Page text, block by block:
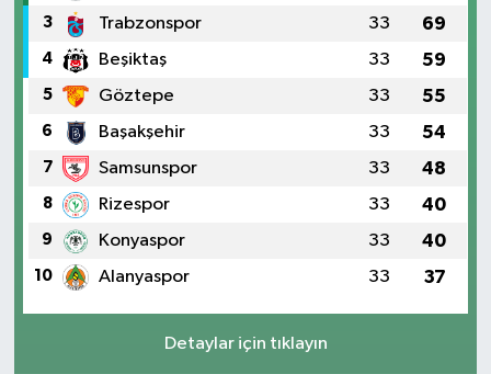
3 Trabzonspor 33 69
4 Beşiktaş 33 59
5 Göztepe 33 55
6 Başakşehir 33 54
7 Samsunspor 33 48
8 Rizespor 33 40
9 Konyaspor 33 40
10 Alanyaspor 33 37
Detaylar için tıklayın